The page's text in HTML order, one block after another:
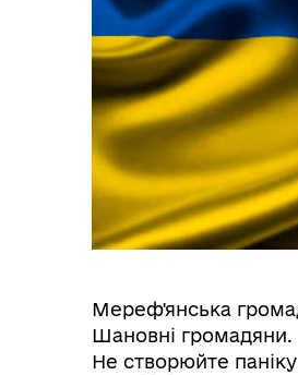
Мереф'янська
Шановні громадяни.
Не створюйте